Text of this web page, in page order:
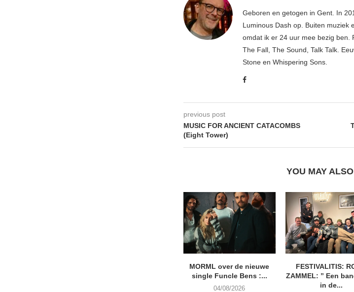
Geboren en getogen in Gent. In
Luminous Dash op. Buiten muziek
omdat ik er 24 uur mee bezig ben.
The Fall, The Sound, Talk Talk.
Stone en Whispering Sons.
previous post
MUSIC FOR ANCIENT CATACOMBS
(Eight Tower)
YOU MAY
MORML over de nieuwe
single Funcle Bens :...
04/08/2026
FESTIVALITIS:
ZAMMEL: ” Een
in de...